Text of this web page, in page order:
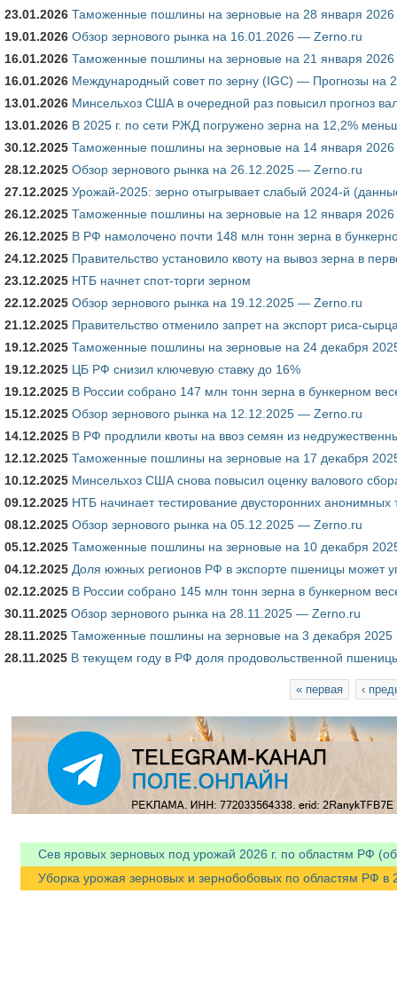
23.01.2026 Таможенные пошлины на зерновые на 28 января 2026
19.01.2026 Обзор зернового рынка на 16.01.2026 — Zerno.ru
16.01.2026 Таможенные пошлины на зерновые на 21 января 2026
16.01.2026 Международный совет по зерну (IGC) — Прогнозы на
13.01.2026 Минсельхоз США в очередной раз повысил прогноз
13.01.2026 В 2025 г. по сети РЖД погружено зерна на 12,2%
30.12.2025 Таможенные пошлины на зерновые на 14 января 2026
28.12.2025 Обзор зернового рынка на 26.12.2025 — Zerno.ru
27.12.2025 Урожай-2025: зерно отыгрывает слабый 2024-й
26.12.2025 Таможенные пошлины на зерновые на 12 января 2026
26.12.2025 В РФ намолочено почти 148 млн тонн зерна в
24.12.2025 Правительство установило квоту на вывоз зерна в
23.12.2025 НТБ начнет спот-торги зерном
22.12.2025 Обзор зернового рынка на 19.12.2025 — Zerno.ru
21.12.2025 Правительство отменило запрет на экспорт риса-
19.12.2025 Таможенные пошлины на зерновые на 24 декабря
19.12.2025 ЦБ РФ снизил ключевую ставку до 16%
19.12.2025 В России собрано 147 млн тонн зерна в бункерном
15.12.2025 Обзор зернового рынка на 12.12.2025 — Zerno.ru
14.12.2025 В РФ продлили квоты на ввоз семян из
12.12.2025 Таможенные пошлины на зерновые на 17 декабря
10.12.2025 Минсельхоз США снова повысил оценку валового
09.12.2025 НТБ начинает тестирование двусторонних анонимных
08.12.2025 Обзор зернового рынка на 05.12.2025 — Zerno.ru
05.12.2025 Таможенные пошлины на зерновые на 10 декабря
04.12.2025 Доля южных регионов РФ в экспорте пшеницы может
02.12.2025 В России собрано 145 млн тонн зерна в бункерном
30.11.2025 Обзор зернового рынка на 28.11.2025 — Zerno.ru
28.11.2025 Таможенные пошлины на зерновые на 3 декабря 2025
28.11.2025 В текущем году в РФ доля продовольственной
« первая ‹
Сев яровых зерновых под урожай 2026 г. по областям РФ
Уборка урожая зерновых и зернобобовых по областям РФ в